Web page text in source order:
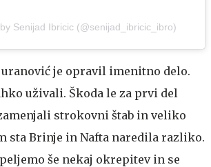
Senijad Ibricic (@senijad_ibricic_ibro)
je opravil imenitno delo.
uživali. Škoda le za prvi del
strokovni štab in veliko
sta Brinje in Nafta naredila razliko.
še nekaj okrepitev in se